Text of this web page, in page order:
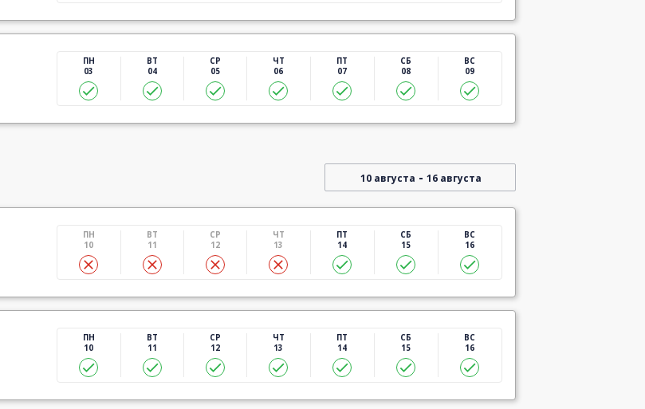
ПН
03
ВТ
04
СР
05
ЧТ
06
ПТ
07
СБ
08
ВС
09
10 августа - 16 августа
ПН
10
ВТ
11
СР
12
ЧТ
13
ПТ
14
СБ
15
ВС
16
ПН
10
ВТ
11
СР
12
ЧТ
13
ПТ
14
СБ
15
ВС
16